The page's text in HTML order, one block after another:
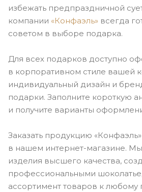
избежать предпраздничной
компании «Конфаэль» всегда
советом в выборе подарка.
Для всех подарков доступно
в корпоративном стиле вашей
индивидуальный дизайн и
подарки. Заполните короткую
и получите варианты
Заказать продукцию
в нашем интернет-магазине.
изделия высшего качества,
профессиональными
ассортимент товаров к любому